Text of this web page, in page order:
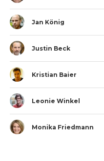
Jan König
Justin Beck
Kristian Baier
Leonie Winkel
Monika Friedmann